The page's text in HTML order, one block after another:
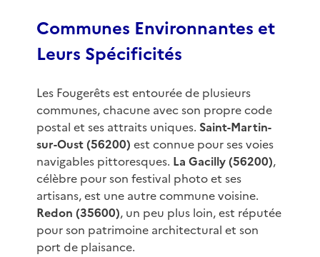
Communes Environnantes et
Leurs Spécificités
Les Fougerêts est entourée de plusieurs
communes, chacune avec son propre code
postal et ses attraits uniques. Saint-Martin-
sur-Oust (56200) est connue pour ses voies
navigables pittoresques. La Gacilly (56200),
célèbre pour son festival photo et ses
artisans, est une autre commune voisine.
Redon (35600), un peu plus loin, est réputée
pour son patrimoine architectural et son
port de plaisance.